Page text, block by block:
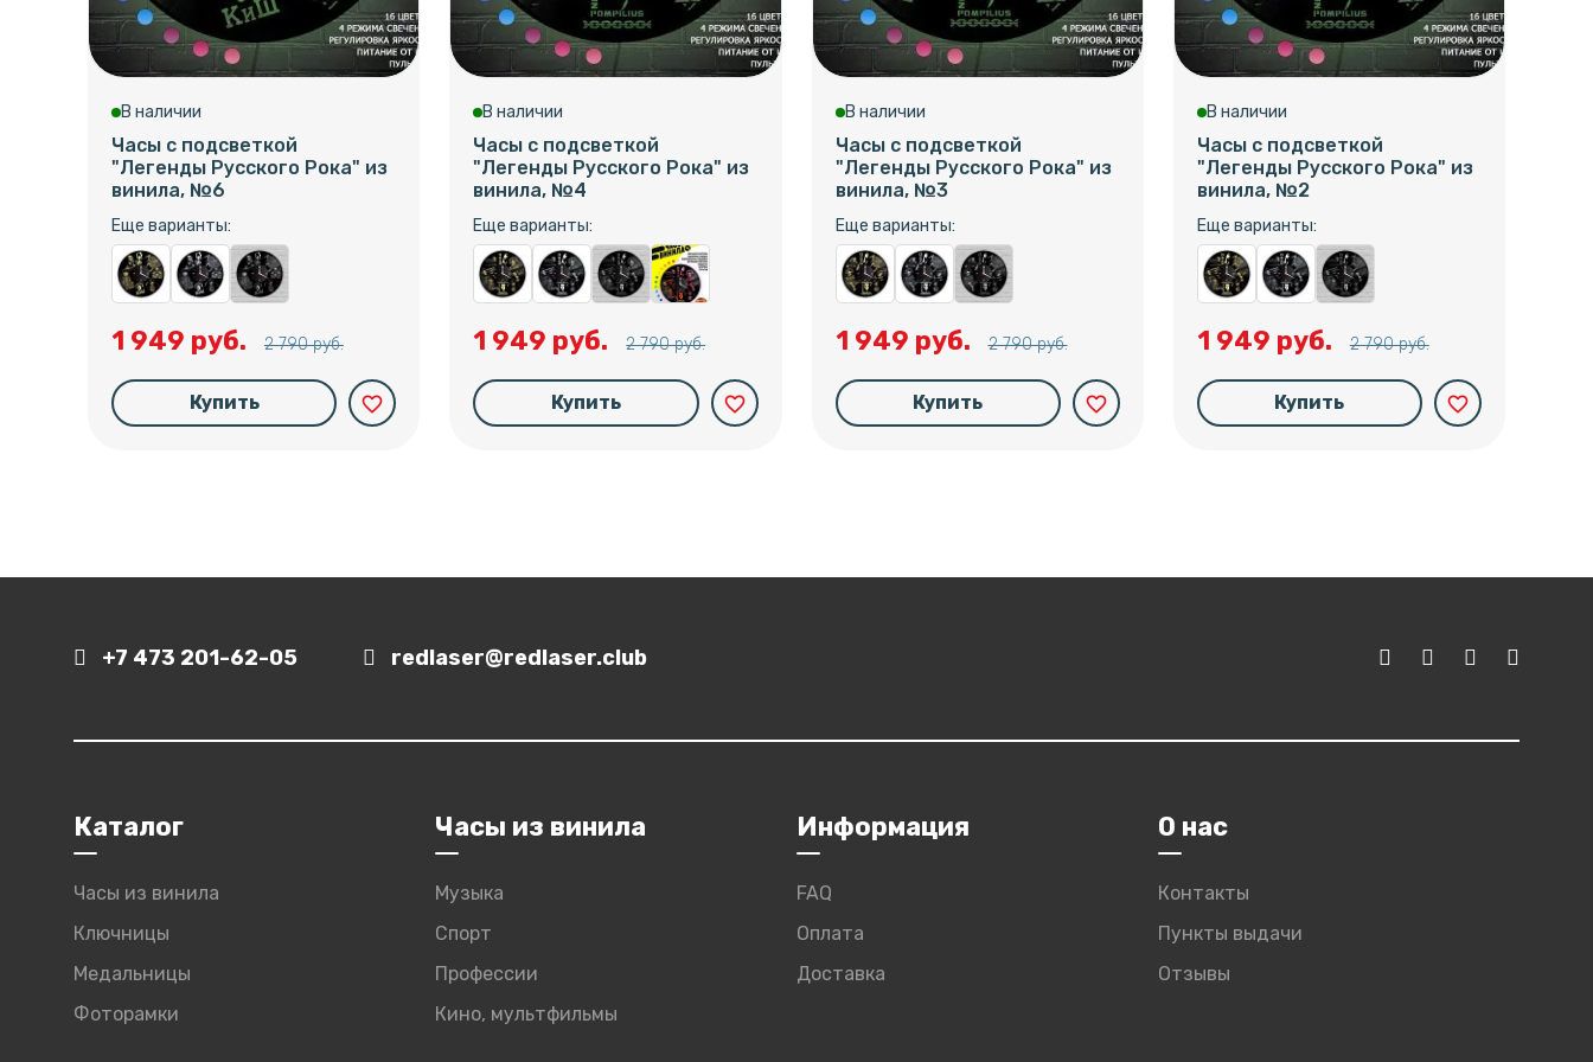
В наличии
Часы с подсветкой
"Легенды Русского Рока" из
винила, №6
Еще варианты:
1 949 руб. 2 790 руб.
Купить favorite_border
В наличии
Часы с подсветкой
"Легенды Русского Рока" из
винила, №4
Еще варианты:
1 949 руб. 2 790 руб.
Купить favorite_border
В наличии
Часы с подсветкой
"Легенды Русского Рока" из
винила, №3
Еще варианты:
1 949 руб. 2 790 руб.
Купить favorite_border
В наличии
Часы с подсветкой
"Легенды Русского Рока" из
винила, №2
Еще варианты:
1 949 руб. 2 790 руб.
Купить favorite_border
+7 473 201-62-05 redlaser@redlaser.club
Каталог
Часы из винила
Ключницы
Медальницы
Фоторамки
Часы из винила
Музыка
Спорт
Профессии
Кино, мультфильмы
Информация
FAQ
Оплата
Доставка
О нас
Контакты
Пункты выдачи
Отзывы